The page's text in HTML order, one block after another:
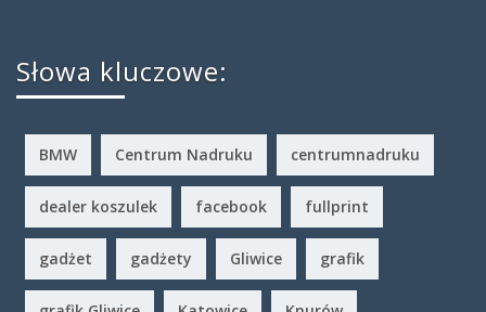
Słowa kluczowe:
BMW Centrum Nadruku centrumnadruku
dealer koszulek facebook fullprint
gadżet gadżety Gliwice grafik